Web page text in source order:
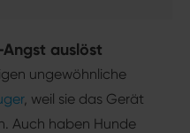
auslöst
ungewöhnliche
, weil sie das Gerät
Auch haben Hunde